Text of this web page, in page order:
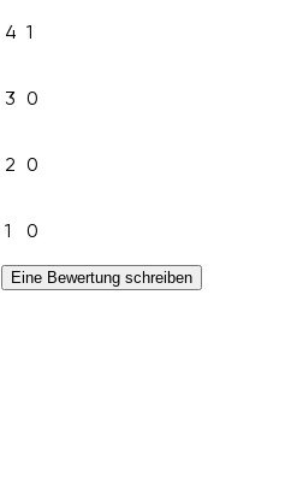
4 1
3 0
2 0
1 0
Eine Bewertung schreiben